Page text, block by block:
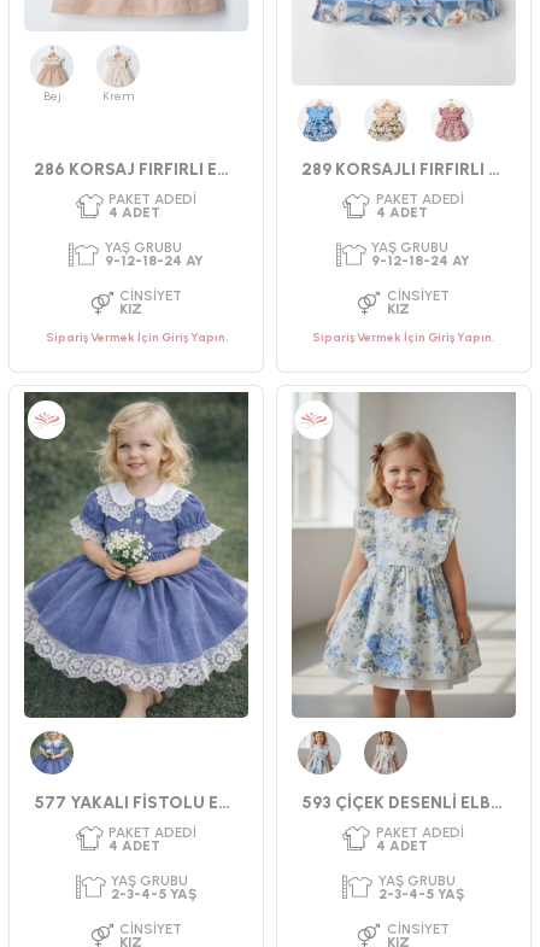
PAKET ADEDI
4ADET
YAŞ GRUBU
9-12-18-24 AY
CINSIYET
KIZ
PAKET ADEDI
4ADET
YAŞ GRUBU
9-12-18-24 AY
CINSIYET
Bej Krem
286 KORSAJ FIRFIRLI ELBİSE 9-24 AY
PAKET ADEDI
Sipariş Vermek İçin Giriş Yapın.
289 KORSAJLI FIRFIRLI MANOLYA ELBİSE 9-24 AY
PAKET ADEDI
Sipariş Vermek İçin Giriş Yapın.
577 YAKALI FİSTOLU ELBİSE 593 ÇİÇEK DESENLİ ELBİSE 2-5